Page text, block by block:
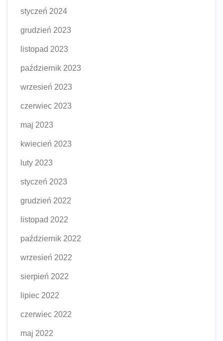
styczeń 2024
grudzień 2023
listopad 2023
październik 2023
wrzesień 2023
czerwiec 2023
maj 2023
kwiecień 2023
luty 2023
styczeń 2023
grudzień 2022
listopad 2022
październik 2022
wrzesień 2022
sierpień 2022
lipiec 2022
czerwiec 2022
maj 2022